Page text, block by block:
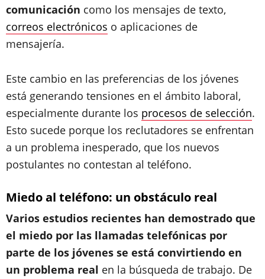
comunicación como los mensajes de texto,
correos electrónicos o aplicaciones de
mensajería.
Este cambio en las preferencias de los jóvenes
está generando tensiones en el ámbito laboral,
especialmente durante los procesos de selección.
Esto sucede porque los reclutadores se enfrentan
a un problema inesperado, que los nuevos
postulantes no contestan al teléfono.
Miedo al teléfono: un obstáculo real
Varios estudios recientes han demostrado que
el miedo por las llamadas telefónicas por
parte de los jóvenes se está convirtiendo en
un problema real en la búsqueda de trabajo. De